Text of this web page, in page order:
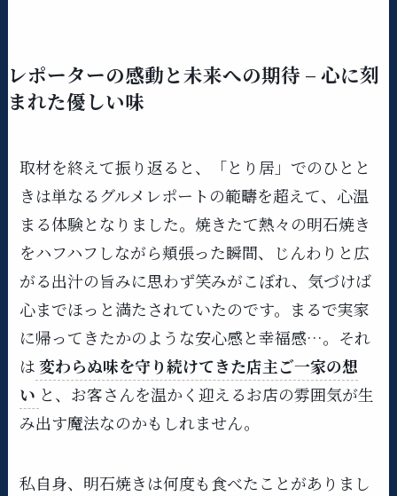
レポーターの感動と未来への期待 – 心に刻
まれた優しい味
取材を終えて振り返ると、「とり居」でのひとと
きは単なるグルメレポートの範疇を超えて、心温
まる体験となりました。焼きたて熱々の明石焼き
をハフハフしながら頬張った瞬間、じんわりと広
がる出汁の旨みに思わず笑みがこぼれ、気づけば
心までほっと満たされていたのです。まるで実家
に帰ってきたかのような安心感と幸福感…。それ
は 変わらぬ味を守り続けてきた店主ご一家の想
い と、お客さんを温かく迎えるお店の雰囲気が生
み出す魔法なのかもしれません。
私自身、明石焼きは何度も食べたことがありまし